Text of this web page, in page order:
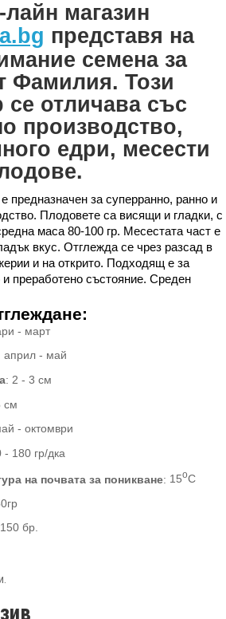
магазин
представя на
семена за
Фамилия. Този
се отличава със
производство,
едри, месести
предназначен за суперранно, ранно и
Плодовете са висящи и гладки, с
маса 80-100 гр. Месестата част е
вкус. Отглежда се чрез разсад в
и на открито. Подходящ е за
преработено състояние. Среден
:
- март
април - май
: 2 - 3 см
см
- октомври
- 180 гр/дка
на почвата за поникване: 15оС
150 бр.